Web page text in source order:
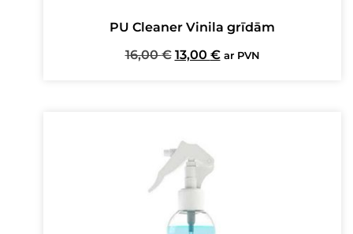
PU Cleaner Vinila grīdām
16,00€ Original
13,00 €Current
ar PVN